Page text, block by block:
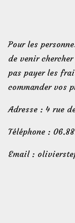
Pour les
de venir
pas payer les
commander vos
Adresse : 4 rue
Téléphone :
Email :